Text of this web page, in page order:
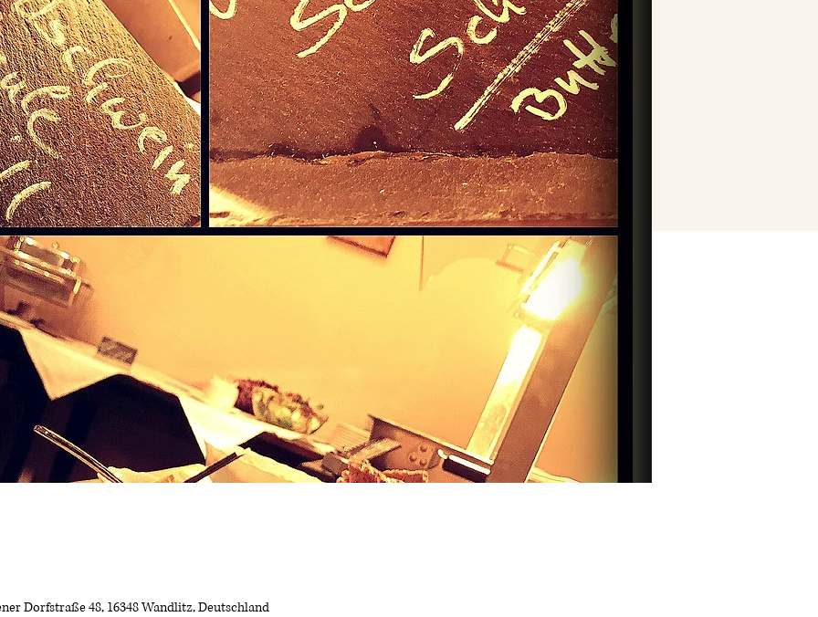
Dorfstraße 48, 16348 Wandlitz, Deutschland